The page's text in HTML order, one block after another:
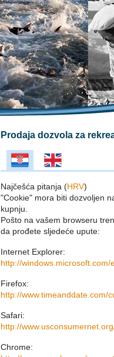
Prodaja dozvola za
Najčešća pitanja (HRV)
"Cookie" mora biti dozvoljen
kupnju.
Pošto na vašem browseru
da prođete sljedeće upute:
Internet Explorer:
http://
Firefox:
http://www.timeanddate.com/
Safari:
http://
Chrome: